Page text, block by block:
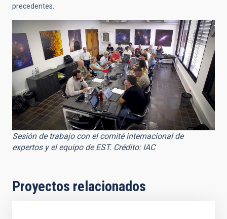
precedentes.
Sesión de trabajo con el comité internacional de
expertos y el equipo de EST. Crédito: IAC
Proyectos relacionados